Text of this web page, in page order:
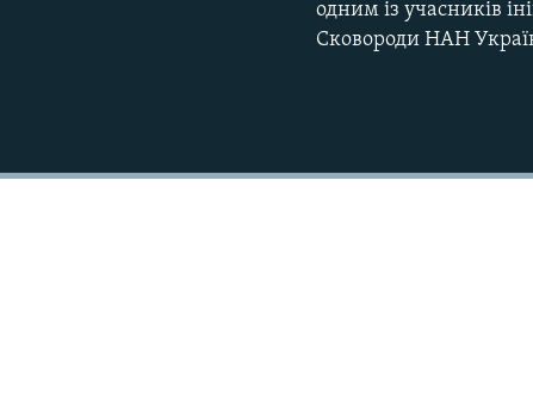
одним із учасників
Сковороди НАН